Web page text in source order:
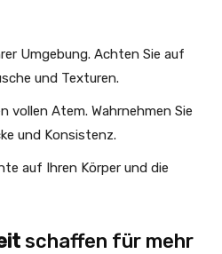
Umgebung. Achten Sie auf
und Texturen.
vollen Atem. Wahrnehmen Sie
und Konsistenz.
auf Ihren Körper und die
schaffen für mehr